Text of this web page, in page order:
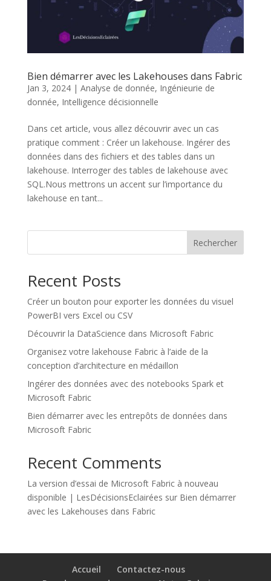
Bien démarrer avec les Lakehouses dans Fabric
Jan 3, 2024| Analyse de donnée, Ingénieurie de
donnée, Intelligence décisionnelle
Dans cet article, vous allez découvrir avec un cas
pratique comment : Créer un lakehouse. Ingérer des
données dans des fichiers et des tables dans un
lakehouse. Interroger des tables de lakehouse avec
SQL.Nous mettrons un accent sur l’importance du
lakehouse en tant...
Rechercher
Recent Posts
Créer un bouton pour exporter les données du visuel
PowerBI vers Excel ou CSV
Découvrir la DataScience dans Microsoft Fabric
Organisez votre lakehouse Fabric à l’aide de la
conception d’architecture en médaillon
Ingérer des données avec des notebooks Spark et
Microsoft Fabric
Bien démarrer avec les entrepôts de données dans
Microsoft Fabric
Recent Comments
La version d’essai de Microsoft Fabric à nouveau
disponible | LesDécisionsEclairées sur Bien démarrer
avec les Lakehouses dans Fabric
Accueil
Contactez-nous